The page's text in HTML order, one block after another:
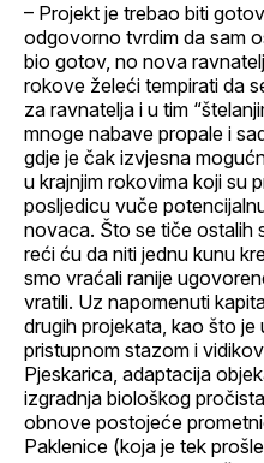
– Projekt je trebao biti
odgovorno tvrdim da sam
bio gotov, no nova
rokove želeći tempirati da
za ravnatelja i u tim
mnoge nabave propale i
gdje je čak izvjesna
u krajnjim rokovima koji su
posljedicu vuče
novaca. Što se tiče ostalih
reći ću da niti jednu kunu
smo vraćali ranije
vratili. Uz napomenuti
drugih projekata, kao što je
pristupnom stazom i
Pjeskarica, adaptacija
izgradnja biološkog
obnove postojeće
Paklenice (koja je tek